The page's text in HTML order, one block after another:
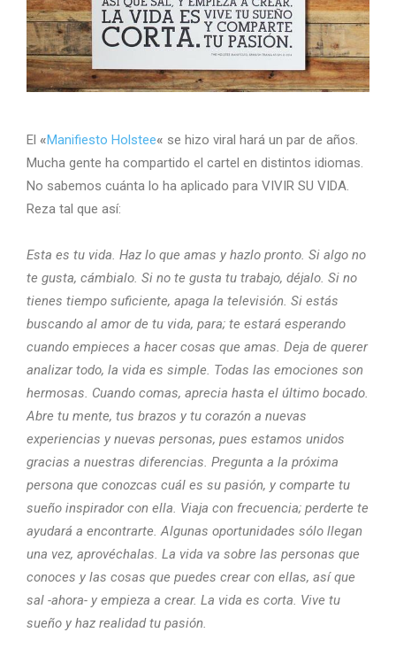
El «Manifiesto Holstee« se hizo viral hará un par de años.
Mucha gente ha compartido el cartel en distintos idiomas.
No sabemos cuánta lo ha aplicado para VIVIR SU VIDA.
Reza tal que así:
Esta es tu vida. Haz lo que amas y hazlo pronto. Si algo no
te gusta, cámbialo. Si no te gusta tu trabajo, déjalo. Si no
tienes tiempo suficiente, apaga la televisión. Si estás
buscando al amor de tu vida, para; te estará esperando
cuando empieces a hacer cosas que amas. Deja de querer
analizar todo, la vida es simple. Todas las emociones son
hermosas. Cuando comas, aprecia hasta el último bocado.
Abre tu mente, tus brazos y tu corazón a nuevas
experiencias y nuevas personas, pues estamos unidos
gracias a nuestras diferencias. Pregunta a la próxima
persona que conozcas cuál es su pasión, y comparte tu
sueño inspirador con ella. Viaja con frecuencia; perderte te
ayudará a encontrarte. Algunas oportunidades sólo llegan
una vez, aprovéchalas. La vida va sobre las personas que
conoces y las cosas que puedes crear con ellas, así que
sal -ahora- y empieza a crear. La vida es corta. Vive tu
sueño y haz realidad tu pasión.